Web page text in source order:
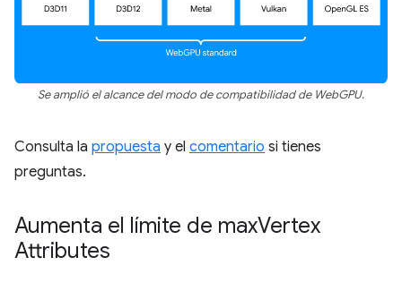
Se amplió el alcance del modo de compatibilidad de WebGPU.
Consulta la propuesta y el comentario si tienes
preguntas.
Aumenta el límite de maxVertex
Attributes